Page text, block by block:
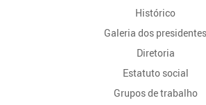
Histórico
Galeria dos presidentes
Diretoria
Estatuto social
Grupos de trabalho